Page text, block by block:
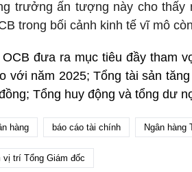
trưởng ấn tượng này cho
trong bối cảnh kinh tế vĩ mô
OCB đưa ra mục tiêu đầy tham
với năm 2025; Tổng tài sản
Tổng huy động và tổng dư
hàng báo cáo tài chính Ngân hàng
trí Tổng Giám đốc